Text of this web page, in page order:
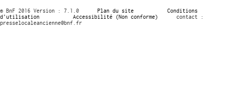
© BnF 2016 Version : 7.1.0 Plan du site
Conditions
d’utilisation
Accessibilité (Non conforme)
contact :
presselocaleancienne@bnf.fr